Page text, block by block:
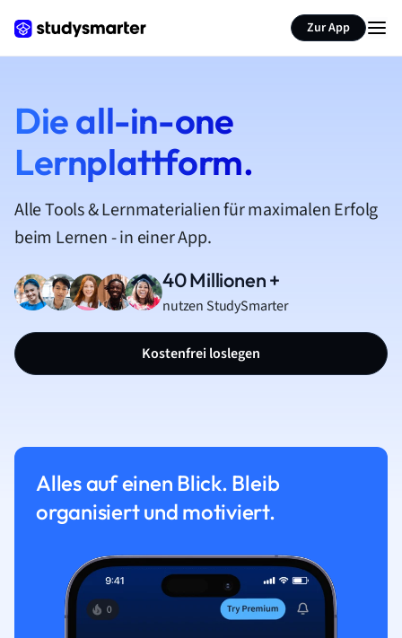
Zur App
Die all-in-one
Lernplattform.
Alle Tools & Lernmaterialien für maximalen Erfolg
beim Lernen - in einer App.
40 Millionen +
nutzen StudySmarter
Kostenfrei loslegen
Alles auf einen Blick. Bleib
organisiert und motiviert.